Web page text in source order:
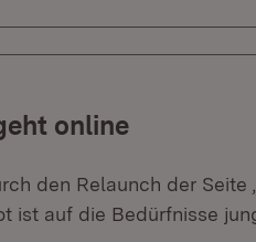
online
den Relaunch der Seite
ist auf die Bedürfnisse